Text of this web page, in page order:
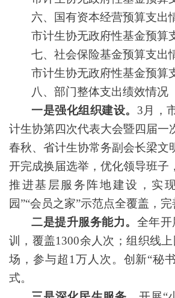
六、国有资本经营预算支出
市计生协无政府性基金预算
七、社会保险基金预算支出
市计生协无政府性基金预算
八、部门整体支出绩效情况
一是强化组织建设。 3月，
计生协第四次代表大会暨四届一
春秋、省计生协常务副会长梁文
开完成换届选举，优化领导班子
推进基层服务阵地建设，实
园”“会员之家”示范点全覆盖，
二是提升服务能力。 全年开
训，覆盖1300余人次；组织线
场，参与超1万人次。创新“秘
式。